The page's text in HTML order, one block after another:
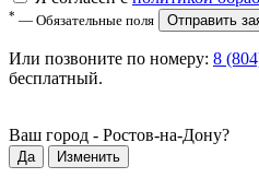
* — Обязательные поля Отправить
Или позвоните по номеру: 8
бесплатный.
Ваш город - Ростов-на-Дону?
Да Изменить